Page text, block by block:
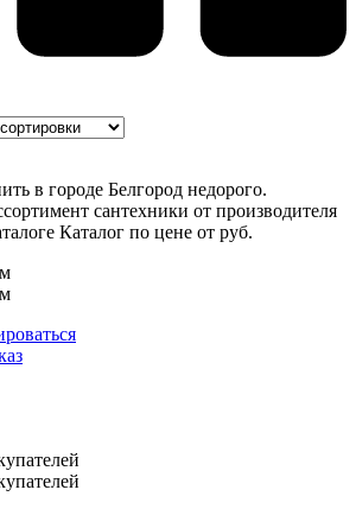
в городе Белгород недорого.
сантехники от производителя
Каталог по цене от руб.